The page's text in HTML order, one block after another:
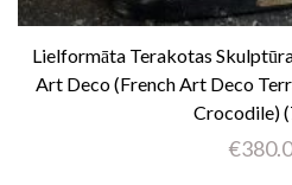
Lielformāta Terakotas
Art Deco (French Art Deco
Crocodile)
€